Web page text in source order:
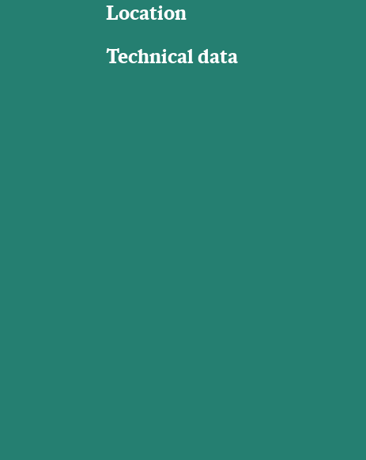
Location
Technical data